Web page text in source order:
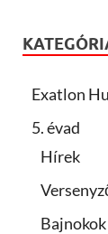
Exatlon
5. évad
Hírek
Bajnokok